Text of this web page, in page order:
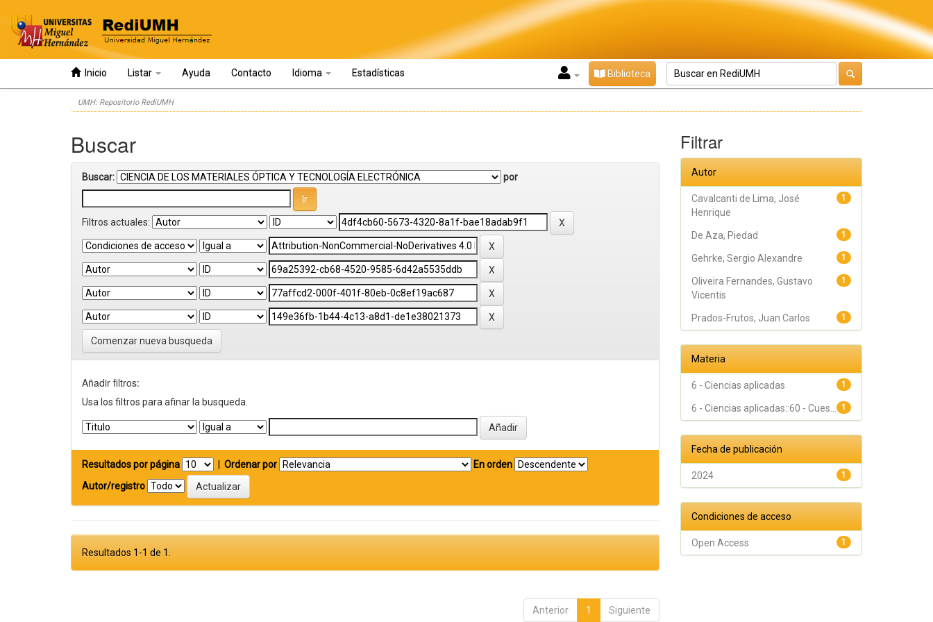
Inicio Listar Ayuda Contacto Idioma Estadísticas Biblioteca
UMH: Repositorio RediUMH
Buscar
Buscar: por
Filtros actuales:
Comenzar nueva busqueda
Añadir filtros:
Usa los filtros para afinar la busqueda.
Resultados por página Ordenar por
En orden
Autor/registro
Resultados 1-1 de 1.
Anterior 1 Siguiente
Filtrar
Autor
1
Cavalcanti de Lima, José
Henrique
1
De Aza, Piedad
1
Gehrke, Sergio Alexandre
1
Oliveira Fernandes, Gustavo
Vicentis
1
Prados-Frutos, Juan Carlos
Materia
1
6 - Ciencias aplicadas
1
6 - Ciencias aplicadas::60 - Cues...
Fecha de publicación
1
2024
Condiciones de acceso
1
Open Access